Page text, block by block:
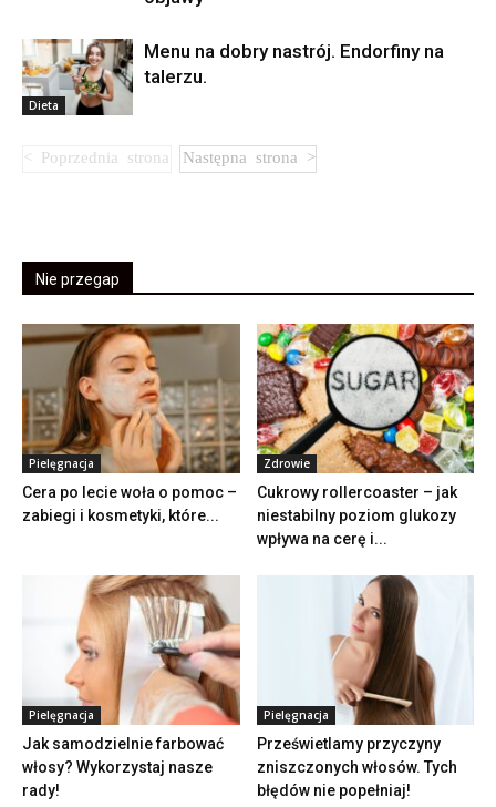
Dieta
Menu na dobry nastrój. Endorfiny na
talerzu.
Nie przegap
Pielęgnacja
Cera po lecie woła o pomoc –
zabiegi i kosmetyki, które...
Zdrowie
Cukrowy rollercoaster – jak
niestabilny poziom glukozy
wpływa na cerę i...
Pielęgnacja
Jak samodzielnie farbować
włosy? Wykorzystaj nasze
rady!
Pielęgnacja
Prześwietlamy przyczyny
zniszczonych włosów. Tych
błędów nie popełniaj!